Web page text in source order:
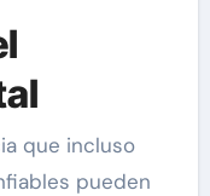
que incluso
pueden